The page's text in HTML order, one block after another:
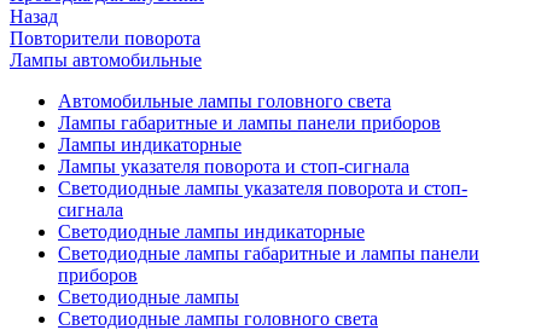
Назад
Повторители поворота
Лампы автомобильные
Автомобильные лампы головного света
Лампы габаритные и лампы панели приборов
Лампы индикаторные
Лампы указателя поворота и стоп-сигнала
Светодиодные лампы указателя поворота и стоп-
сигнала
Светодиодные лампы индикаторные
Светодиодные лампы габаритные и лампы панели
приборов
Светодиодные лампы
Светодиодные лампы головного света